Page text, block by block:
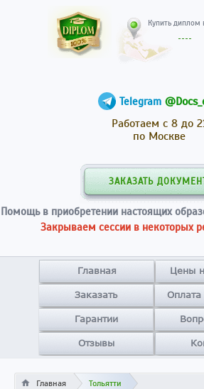
Telegram
Работаем с 8 до
по Москве
ЗАКАЗАТЬ
Помощь в приобретении настоящих
Закрываем сессии в некоторых
Главная Цены
Заказать Оплата
Гарантии
Отзывы
Главная Тольятти